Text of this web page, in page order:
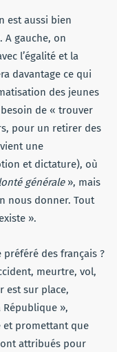
est aussi bien
A gauche, on
l’égalité et la
davantage ce qui
des jeunes
de « trouver
pour un retirer des
une
et dictature), où
générale», mais
nous donner. Tout
».
des français ?
meurtre, vol,
est sur place,
»,
et promettant que
attribués pour